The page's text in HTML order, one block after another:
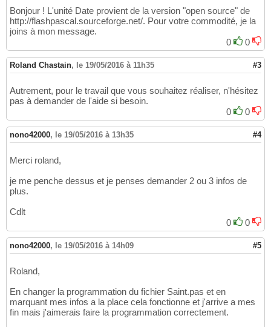
Bonjour ! L'unité Date provient de la version "open source" de
http://flashpascal.sourceforge.net/. Pour votre commodité, je la
joins à mon message.
0
0
Roland Chastain, le 19/05/2016 à 11h35 #3
Autrement, pour le travail que vous souhaitez réaliser, n'hésitez
pas à demander de l'aide si besoin.
0
0
nono42000, le 19/05/2016 à 13h35 #4
Merci roland,
je me penche dessus et je penses demander 2 ou 3 infos de
plus.
Cdlt
0
0
nono42000, le 19/05/2016 à 14h09 #5
Roland,
En changer la programmation du fichier Saint.pas et en
marquant mes infos a la place cela fonctionne et j'arrive a mes
fin mais j'aimerais faire la programmation correctement.